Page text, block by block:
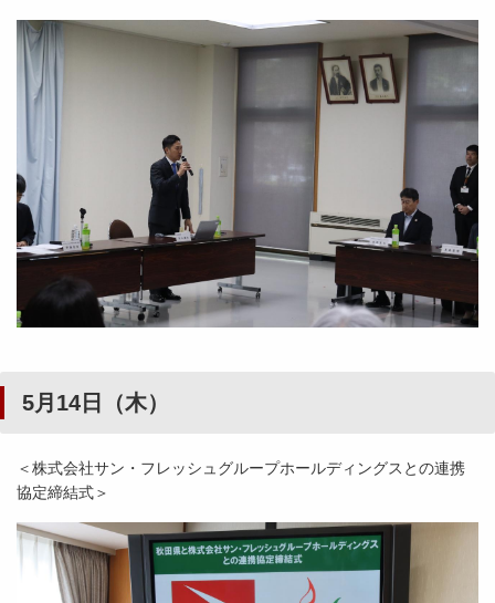
5月14日（木）
＜株式会社サン・フレッシュグループホールディングスとの連携
協定締結式＞